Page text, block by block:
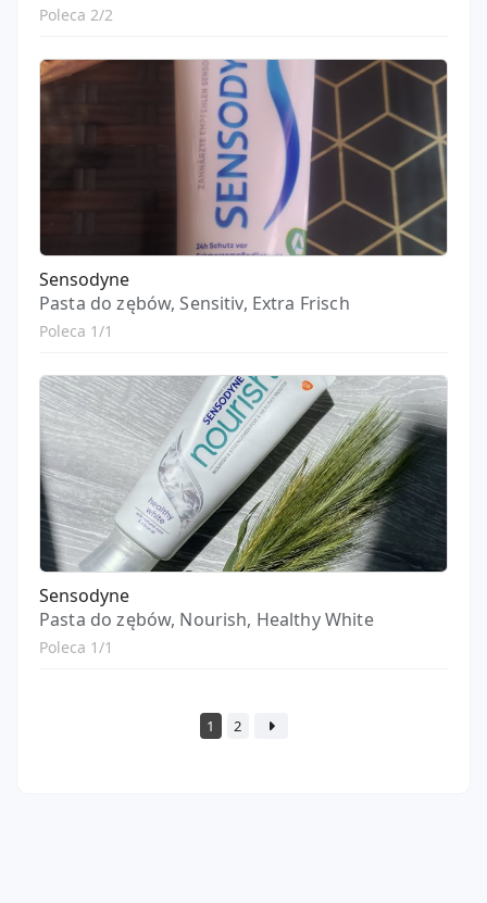
Poleca 2/2
Sensodyne
Pasta do zębów, Sensitiv, Extra Frisch
Poleca 1/1
Sensodyne
Pasta do zębów, Nourish, Healthy White
Poleca 1/1
1 2